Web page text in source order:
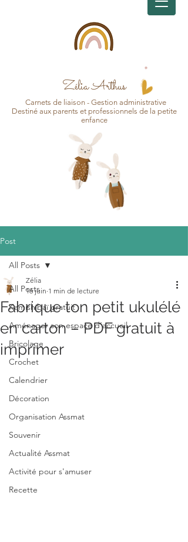
Zélia Arthus
Carnets de liaison - Gestion administrative
Destiné aux parents et professionnels de la petite
enfance
Post
All Posts
Kamishibaï gratuit
Aménager son espace d’accueil
Bricolage
Crochet
Calendrier
Décoration
Organisation Assmat
Souvenir
Actualité Assmat
Activité pour s'amuser
Recette
All Posts
Fabrique ton petit ukulélé
en carton – PDF gratuit à
imprimer
Zélia
16 juin 1 min de lecture